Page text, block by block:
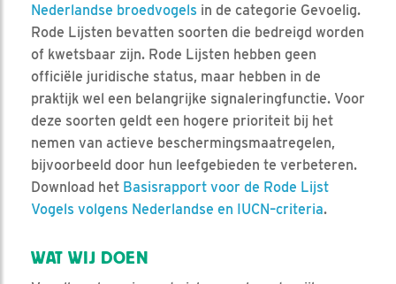
Nederlandse broedvogels in de categorie Gevoelig.
Rode Lijsten bevatten soorten die bedreigd worden
of kwetsbaar zijn. Rode Lijsten hebben geen
officiële juridische status, maar hebben in de
praktijk wel een belangrijke signaleringfunctie. Voor
deze soorten geldt een hogere prioriteit bij het
nemen van actieve beschermingsmaatregelen,
bijvoorbeeld door hun leefgebieden te verbeteren.
Download het Basisrapport voor de Rode Lijst
Vogels volgens Nederlandse en IUCN–criteria.
WAT WIJ DOEN